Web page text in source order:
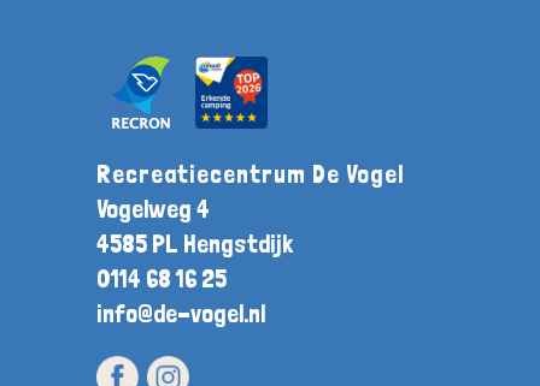
Recreatiecentrum De Vogel
Vogelweg 4
4585 PL Hengstdijk
0114 68 16 25
info@de-vogel.nl